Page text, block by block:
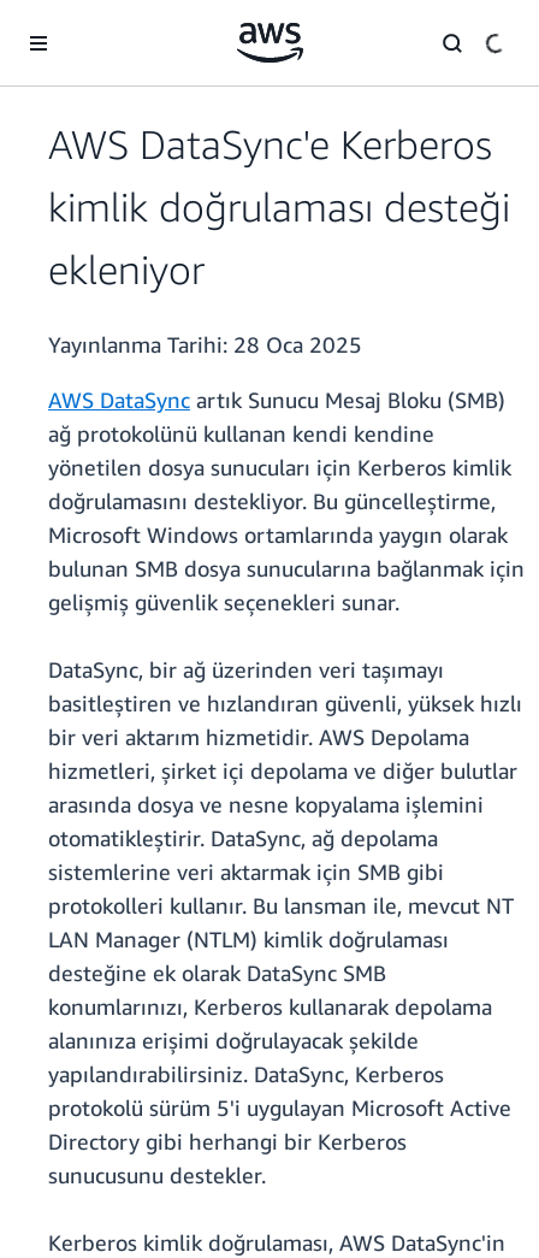
AWS DataSync'e Kerberos
kimlik doğrulaması desteği
ekleniyor
Yayınlanma Tarihi: 28 Oca 2025
AWS DataSync artık Sunucu Mesaj Bloku (SMB)
ağ protokolünü kullanan kendi kendine
yönetilen dosya sunucuları için Kerberos kimlik
doğrulamasını destekliyor. Bu güncelleştirme,
Microsoft Windows ortamlarında yaygın olarak
bulunan SMB dosya sunucularına bağlanmak için
gelişmiş güvenlik seçenekleri sunar.
DataSync, bir ağ üzerinden veri taşımayı
basitleştiren ve hızlandıran güvenli, yüksek hızlı
bir veri aktarım hizmetidir. AWS Depolama
hizmetleri, şirket içi depolama ve diğer bulutlar
arasında dosya ve nesne kopyalama işlemini
otomatikleştirir. DataSync, ağ depolama
sistemlerine veri aktarmak için SMB gibi
protokolleri kullanır. Bu lansman ile, mevcut NT
LAN Manager (NTLM) kimlik doğrulaması
desteğine ek olarak DataSync SMB
konumlarınızı, Kerberos kullanarak depolama
alanınıza erişimi doğrulayacak şekilde
yapılandırabilirsiniz. DataSync, Kerberos
protokolü sürüm 5'i uygulayan Microsoft Active
Directory gibi herhangi bir Kerberos
sunucusunu destekler.
Kerberos kimlik doğrulaması, AWS DataSync'in